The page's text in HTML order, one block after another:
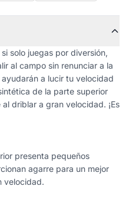
solo juegas por diversión,
al campo sin renunciar a la
a lucir tu velocidad
de la parte superior
driblar a gran velocidad. ¡Es
presenta pequeños
agarre para un mejor
velocidad.